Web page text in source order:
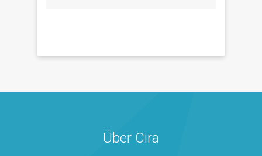
Über Cira